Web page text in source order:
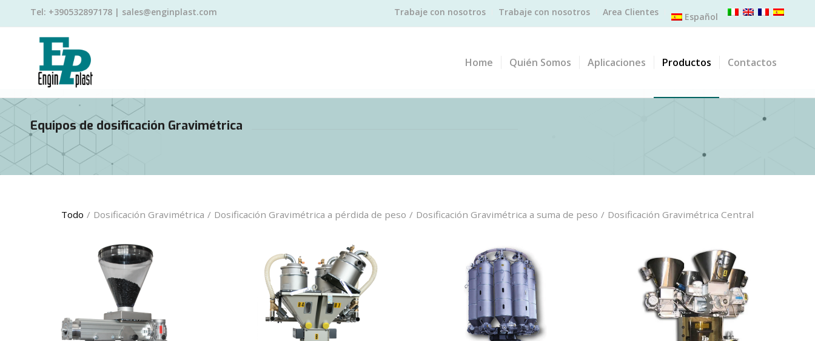
Trabaje con nosotros Trabaje con nosotros Area Clientes Español
Tel: +390532897178 | sales@enginplast.com
Home Quién Somos Aplicaciones Productos Contactos
Equipos de dosificación Gravimétrica
Todo / Dosificación Gravimétrica / Dosificación Gravimétrica a pérdida de peso / Dosificación Gravimétrica a suma de peso / Dosificación Gravimétrica Central
DOSIFICADOR
GRAVIMÉTRICO – Micro
DOSIFICADOR
GRAVIMÉTRICO – Trio T
DOSIFICADOR
GRAVIMÉTRICO – Trio M
DOSIFICADOR
GRAVIMÉTRICO – Trio P